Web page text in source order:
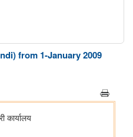
from 1-January 2009